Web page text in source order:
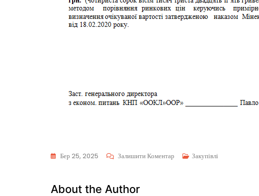
Бер 25, 2025 Залишити Коментар Закупівлі
About the Author